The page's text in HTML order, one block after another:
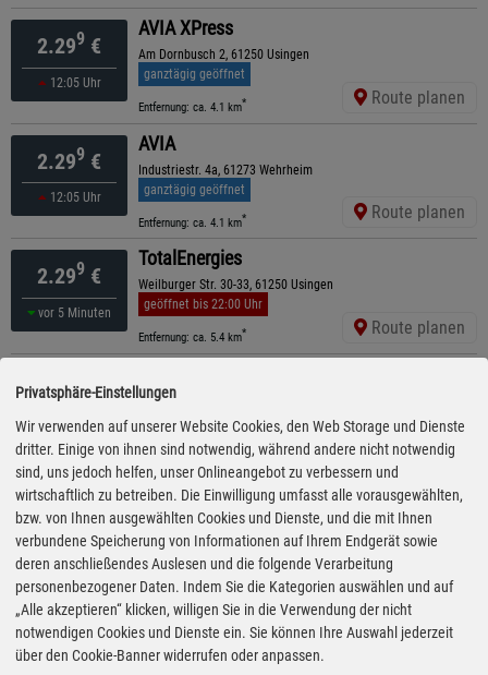
2.299 €
12:05 Uhr
AVIA XPress
Am Dornbusch 2, 61250 Usingen
ganztägig geöffnet
Entfernung: ca. 4.1 km* Route planen
2.299 €
12:05 Uhr
AVIA
Industriestr. 4a, 61273 Wehrheim
ganztägig geöffnet
Entfernung: ca. 4.1 km* Route planen
2.299 €
vor 5 Minuten
TotalEnergies
Weilburger Str. 30-33, 61250 Usingen
geöffnet bis 22:00 Uhr
Entfernung: ca. 5.4 km* Route planen
2.309€
vor 5 Minuten
Weilroder Str. 1, 61389 Schmitten
geöffnet bis 20:00 Uhr
Entfernung: ca. 3.5 km* Route planen
2.309€
12:05 Uhr
MLZ
An Der Riedwiese 4, 61250 Usingen
ganztägig geöffnet
Entfernung: ca. 4.4 km * Route planen
2.359€
12:05 Uhr
ARAL
Saalburgstraße 30, 61267 Neu-Anspach
geöffnet bis 22:00 Uhr
kürzeste Anfahrt
Privatsphäre-Einstellungen
Wir verwenden auf unserer Website Cookies, den Web Storage und Dienste
dritter. Einige von ihnen sind notwendig, während andere nicht notwendig
sind, uns jedoch helfen, unser Onlineangebot zu verbessern und
wirtschaftlich zu betreiben. Die Einwilligung umfasst alle vorausgewählten,
bzw. von Ihnen ausgewählten Cookies und Dienste, und die mit Ihnen
verbundene Speicherung von Informationen auf Ihrem Endgerät sowie
deren anschließendes Auslesen und die folgende Verarbeitung
personenbezogener Daten. Indem Sie die Kategorien auswählen und auf
„Alle akzeptieren“ klicken, willigen Sie in die Verwendung der nicht
notwendigen Cookies und Dienste ein. Sie können Ihre Auswahl jederzeit
über den Cookie-Banner widerrufen oder anpassen.